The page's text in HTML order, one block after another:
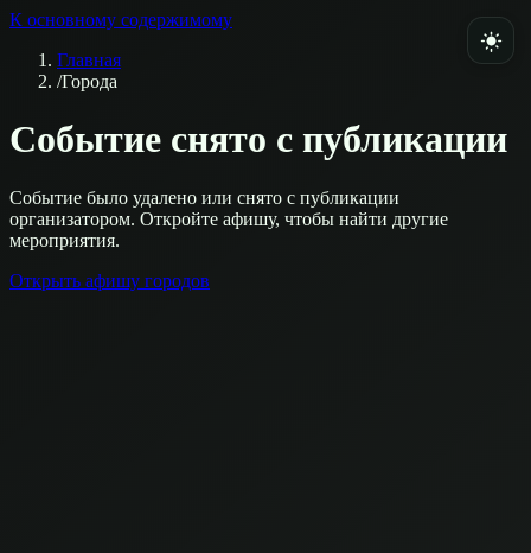
К основному содержимому
Главная
/Города
Событие снято с публикации
Событие было удалено или снято с публикации
организатором. Откройте афишу, чтобы найти другие
мероприятия.
Открыть афишу городов